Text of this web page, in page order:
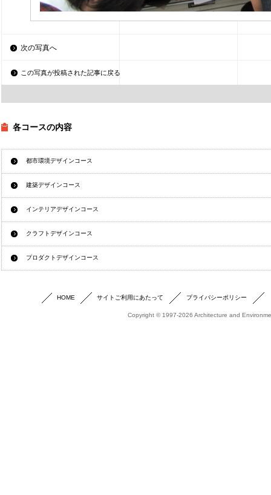
次の写真へ
この写真が投稿された記事に戻る
各コースの内容
都市環境デザインコース
建築デザインコース
インテリアデザインコース
クラフトデザインコース
プロダクトデザインコース
HOME サイトご利用にあたって プライバシーポリシー
Copyright © 1997-2026 Architecture and